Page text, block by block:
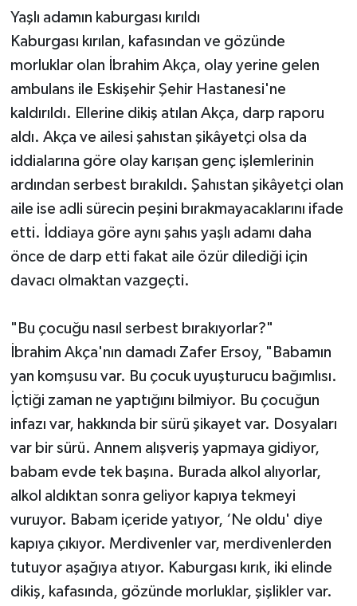
Yaşlı adamın kaburgası kırıldı
Kaburgası kırılan, kafasından ve gözünde
morluklar olan İbrahim Akça, olay yerine gelen
ambulans ile Eskişehir Şehir Hastanesi'ne
kaldırıldı. Ellerine dikiş atılan Akça, darp raporu
aldı. Akça ve ailesi şahıstan şikâyetçi olsa da
iddialarına göre olay karışan genç işlemlerinin
ardından serbest bırakıldı. Şahıstan şikâyetçi olan
aile ise adli sürecin peşini bırakmayacaklarını ifade
etti. İddiaya göre aynı şahıs yaşlı adamı daha
önce de darp etti fakat aile özür dilediği için
davacı olmaktan vazgeçti.
"Bu çocuğu nasıl serbest bırakıyorlar?"
İbrahim Akça'nın damadı Zafer Ersoy, "Babamın
yan komşusu var. Bu çocuk uyuşturucu bağımlısı.
İçtiği zaman ne yaptığını bilmiyor. Bu çocuğun
infazı var, hakkında bir sürü şikayet var. Dosyaları
var bir sürü. Annem alışveriş yapmaya gidiyor,
babam evde tek başına. Burada alkol alıyorlar,
alkol aldıktan sonra geliyor kapıya tekmeyi
vuruyor. Babam içeride yatıyor, ‘Ne oldu' diye
kapıya çıkıyor. Merdivenler var, merdivenlerden
tutuyor aşağıya atıyor. Kaburgası kırık, iki elinde
dikiş, kafasında, gözünde morluklar, şişlikler var.